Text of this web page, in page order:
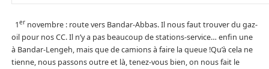
1ernovembre : route vers Bandar-Abbas. Il nous faut trouver du gaz-
oil pour nos CC. Il n’y a pas beaucoup de stations-service… enfin une
à Bandar-Lengeh, mais que de camions à faire la queue !Qu’à cela ne
tienne, nous passons outre et là, tenez-vous bien, on nous fait le